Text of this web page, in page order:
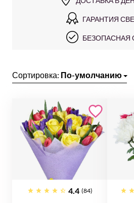
ГАРАНТИЯ
БЕЗОПАСНАЯ
Сортировка: По-умолчанию
4.4 (84)